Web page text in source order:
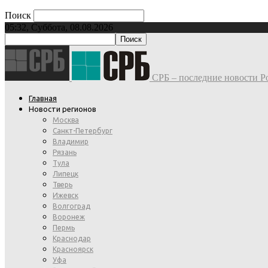
Поиск
05:32, Суббота, 08.08.2026
СРБ – последние новости
Главная
Новости регионов
Москва
Санкт-Петербург
Владимир
Рязань
Тула
Липецк
Тверь
Ижевск
Волгоград
Воронеж
Пермь
Краснодар
Красноярск
Уфа